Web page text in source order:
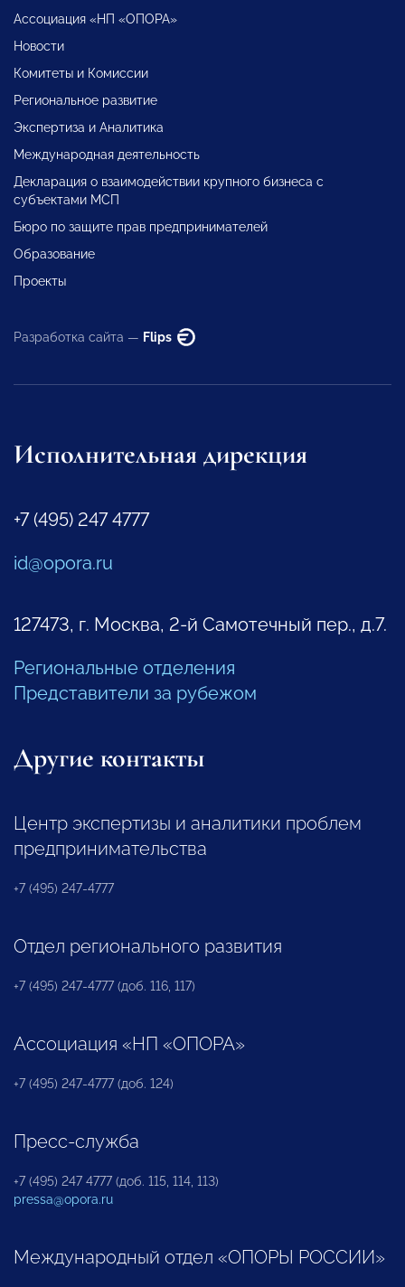
Ассоциация «НП «ОПОРА»
Новости
Комитеты и Комиссии
Региональное развитие
Экспертиза и Аналитика
Международная деятельность
Декларация о взаимодействии крупного бизнеса с
субъектами МСП
Бюро по защите прав предпринимателей
Образование
Проекты
Разработка сайта — Flips
Исполнительная дирекция
+7 (495) 247 4777
id@opora.ru
127473, г. Москва, 2-й Самотечный пер., д.7.
Региональные отделения
Представители за рубежом
Другие контакты
Центр экспертизы и аналитики проблем
предпринимательства
+7 (495) 247-4777
Отдел регионального развития
+7 (495) 247-4777 (доб. 116, 117)
Ассоциация «НП «ОПОРА»
+7 (495) 247-4777 (доб. 124)
Пресс-служба
+7 (495) 247 4777 (доб. 115, 114, 113)
pressa@opora.ru
Международный отдел «ОПОРЫ РОССИИ»